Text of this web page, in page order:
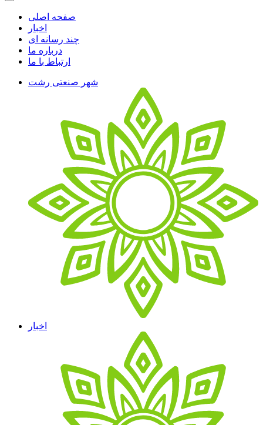
صفحه اصلی
اخبار
چند رسانه ای
درباره ما
ارتباط با ما
شهر صنعتی رشت
اخبار